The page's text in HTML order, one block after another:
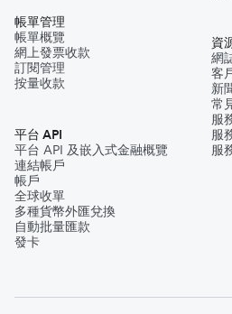
帳單管理
帳單概覽
網上發票收款
訂閱管理
按量收款
平台 API
平台 API 及嵌入式金融概覽
連結帳戶
帳戶
全球收單
多種貨幣外匯兌換
自動批量匯款
發卡
資
網
客
新
常
服
服
服